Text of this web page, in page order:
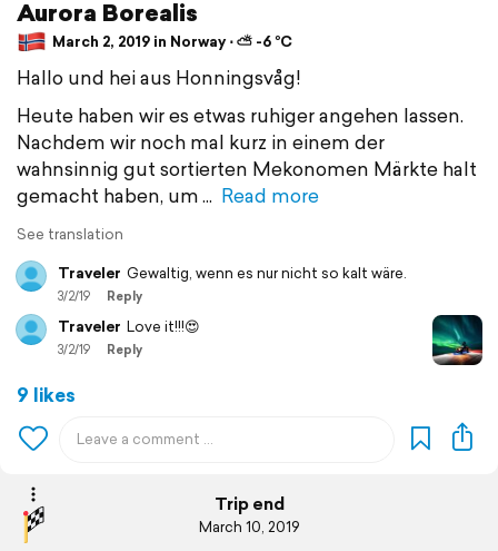
Aurora Borealis
March 2, 2019 in Norway ⋅ ⛅ -6 °C
Hallo und hei aus Honningsvåg!
Heute haben wir es etwas ruhiger angehen lassen.
Nachdem wir noch mal kurz in einem der
wahnsinnig gut sortierten Mekonomen Märkte halt
gemacht haben, um
Read more
See translation
Traveler Gewaltig, wenn es nur nicht so kalt wäre.
3/2/19 Reply
Traveler Love it!!!😍
3/2/19 Reply
9 likes
Trip end
March 10, 2019